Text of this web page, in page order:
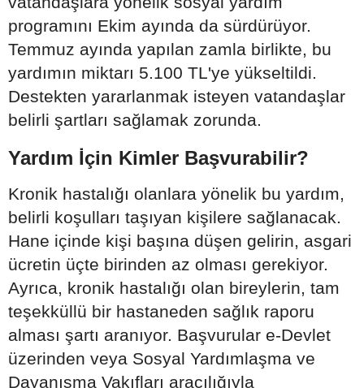
programını Ekim ayında da sürdürüyor.
Temmuz ayında yapılan zamla birlikte, bu
yardımın miktarı 5.100 TL'ye yükseltildi.
Destekten yararlanmak isteyen vatandaşlar
belirli şartları sağlamak zorunda.
Yardım İçin Kimler Başvurabilir?
Kronik hastalığı olanlara yönelik bu yardım,
belirli koşulları taşıyan kişilere sağlanacak.
Hane içinde kişi başına düşen gelirin, asgari
ücretin üçte birinden az olması gerekiyor.
Ayrıca, kronik hastalığı olan bireylerin, tam
teşekküllü bir hastaneden sağlık raporu
alması şartı aranıyor. Başvurular e-Devlet
üzerinden veya Sosyal Yardımlaşma ve
Dayanışma Vakıfları aracılığıyla